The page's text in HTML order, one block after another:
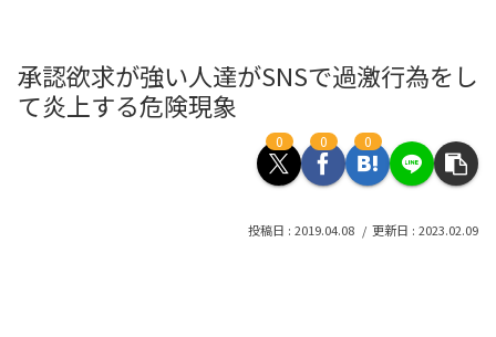
承認欲求が強い人達がSNSで過激行為をし
て炎上する危険現象
0 0 0
2019.04.08 2023.02.09